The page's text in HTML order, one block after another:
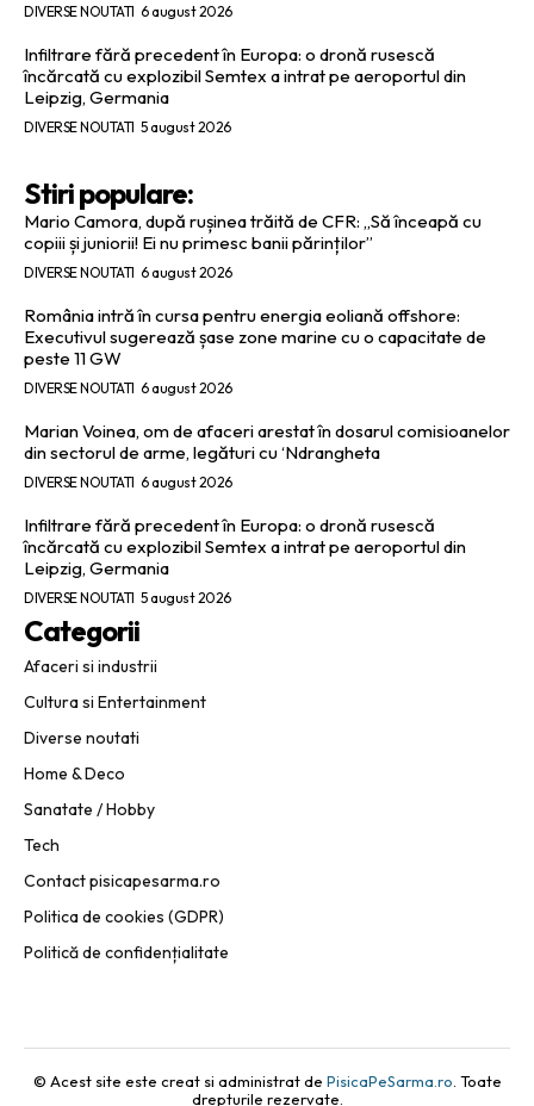
DIVERSE NOUTATI 6 august 2026
Infiltrare fără precedent în Europa: o dronă rusescă
încărcată cu explozibil Semtex a intrat pe aeroportul din
Leipzig, Germania
DIVERSE NOUTATI 5 august 2026
Stiri populare:
Mario Camora, după rușinea trăită de CFR: „Să înceapă cu
copiii și juniorii! Ei nu primesc banii părinților”
DIVERSE NOUTATI 6 august 2026
România intră în cursa pentru energia eoliană offshore:
Executivul sugerează șase zone marine cu o capacitate de
peste 11 GW
DIVERSE NOUTATI 6 august 2026
Marian Voinea, om de afaceri arestat în dosarul comisioanelor
din sectorul de arme, legături cu ‘Ndrangheta
DIVERSE NOUTATI 6 august 2026
Infiltrare fără precedent în Europa: o dronă rusescă
încărcată cu explozibil Semtex a intrat pe aeroportul din
Leipzig, Germania
DIVERSE NOUTATI 5 august 2026
Categorii
Afaceri si industrii
Cultura si Entertainment
Diverse noutati
Home & Deco
Sanatate / Hobby
Tech
Contact pisicapesarma.ro
Politica de cookies (GDPR)
Politică de confidențialitate
© Acest site este creat si administrat de PisicaPeSarma.ro . Toate
drepturile rezervate.